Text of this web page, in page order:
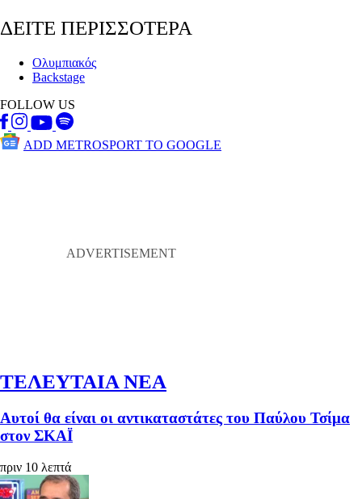
ΔΕΙΤΕ ΠΕΡΙΣΣΟΤΕΡΑ
Ολυμπιακός
Backstage
FOLLOW US
ADD METROSPORT TO GOOGLE
ΤΕΛΕΥΤΑΙΑ ΝΕΑ
Αυτοί θα είναι οι αντικαταστάτες του Παύλου Τσίμα
στον ΣΚΑΪ
πριν 10 λεπτά